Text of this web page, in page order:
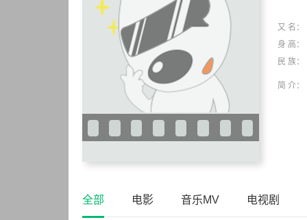
又 名：
身 高：
民 族：
简 介：
全部 电影 音乐MV 电视剧